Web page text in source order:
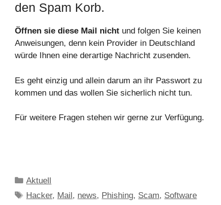
den Spam Korb.
Öffnen sie diese Mail nicht und folgen Sie keinen
Anweisungen, denn kein Provider in Deutschland
würde Ihnen eine derartige Nachricht zusenden.
Es geht einzig und allein darum an ihr Passwort zu
kommen und das wollen Sie sicherlich nicht tun.
Für weitere Fragen stehen wir gerne zur Verfügung.
Aktuell
Hacker, Mail, news, Phishing, Scam, Software